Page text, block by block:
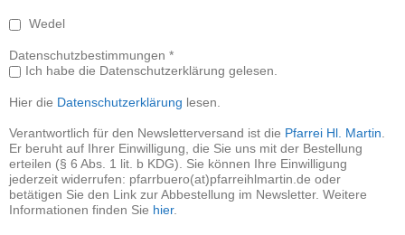
Wedel
Datenschutzbestimmungen *
Ich habe die Datenschutzerklärung gelesen.
Hier die Datenschutzerklärung lesen.
Verantwortlich für den Newsletterversand ist die Pfarrei Hl. Martin
Er beruht auf Ihrer Einwilligung, die Sie uns mit der Bestellung
erteilen (§ 6 Abs. 1 lit. b KDG). Sie können Ihre Einwilligung
jederzeit widerrufen: pfarrbuero(at)pfarreihlmartin.de oder
betätigen Sie den Link zur Abbestellung im Newsletter. Weitere
Informationen finden Sie hier.